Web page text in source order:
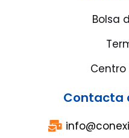
Bolsa
Contacta